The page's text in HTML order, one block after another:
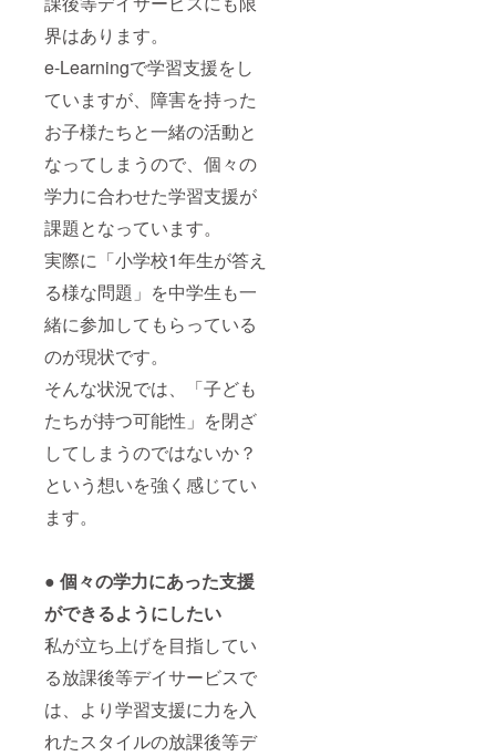
界はあります。
e-Learningで学習支援をし
ていますが、障害を持った
お子様たちと一緒の活動と
なってしまうので、個々の
学力に合わせた学習支援が
課題となっています。
実際に「小学校1年生が答え
る様な問題」を中学生も一
緒に参加してもらっている
のが現状です。
そんな状況では、「子ども
たちが持つ可能性」を閉ざ
してしまうのではないか？
という想いを強く感じてい
ます。
● 個々の学力にあった支援
ができるようにしたい
私が立ち上げを目指してい
る放課後等デイサービスで
は、より学習支援に力を入
れたスタイルの放課後等デ